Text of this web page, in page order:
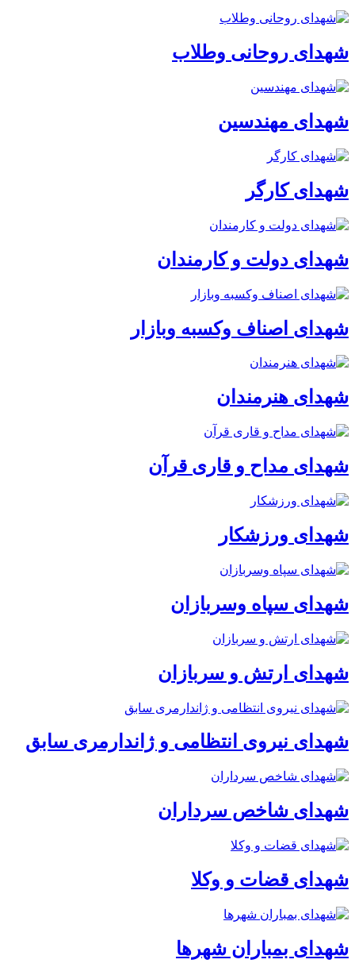
شهدای روحانی وطلاب
شهدای مهندسین
شهدای کارگر
شهدای دولت و کارمندان
شهدای اصناف وکسبه وبازار
شهدای هنرمندان
شهدای مداح و قاری قرآن
شهدای ورزشکار
شهدای سپاه وسربازان
شهدای ارتش و سربازان
شهدای نیروی انتظامی و ژاندارمری سابق
شهدای شاخص سرداران
شهدای قضات و وکلا
شهدای بمباران شهرها